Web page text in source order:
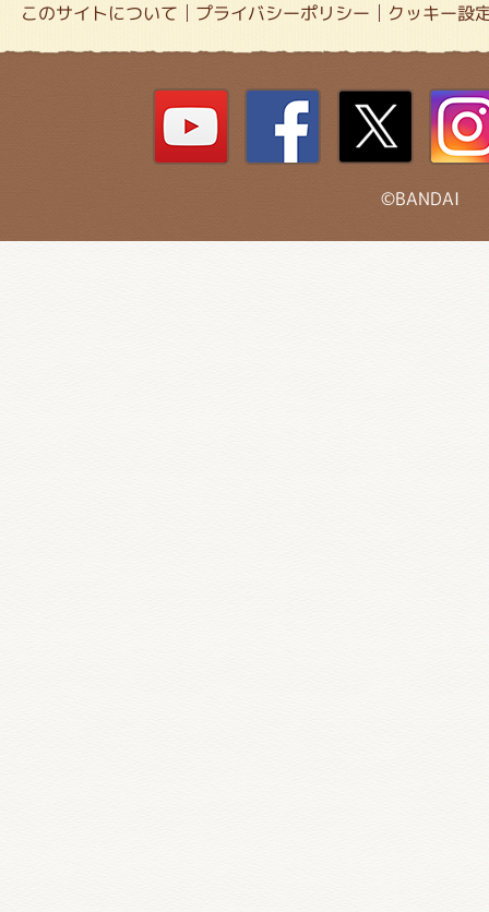
このサイトについて プライバシーポリシー クッキー設
©BANDAI